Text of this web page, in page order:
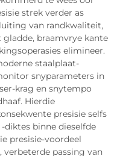
strek verder as
van randkwaliteit,
braamvrye kante
elimineer.
staalplaat-
snyparameters in
krag en snytempo
Hierdie
presisie selfs
diktes binne dieselfde
presisie-voordeel
passing van